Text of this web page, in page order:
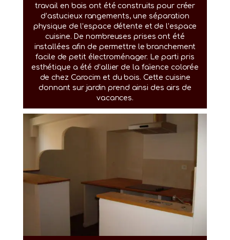
travail en bois ont été construits pour créer
d’astucieux rangements, une séparation
physique de l’espace détente et de l’espace
cuisine. De nombreuses prises ont été
installées afin de permettre le branchement
facile de petit électroménager. Le parti pris
esthétique a été d’allier de la faïence colorée
de chez Carocim et du bois. Cette cuisine
donnant sur jardin prend ainsi des airs de
vacances.